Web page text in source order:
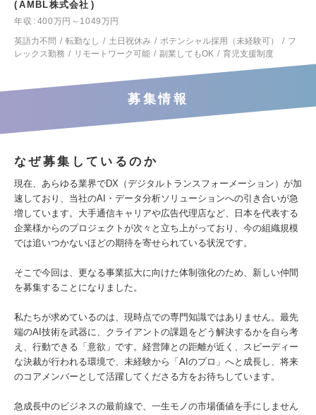
AMBL株式会社
年収
400万円～1049万円
英語力不問
転勤なし 土日祝休み ポテンシャル採用（未経験可）
フ
レックス勤務
リモートワーク可能 副業してもOK 育児支援制度
募集情報
なぜ募集しているのか
現在、あらゆる業界でDX（デジタルトランスフォーメーション）が加
速しており、当社のAI・データ分析ソリューションへの引き合いが急
増しています。大手通信キャリアや広告代理店など、日本を代表する
企業様からのプロジェクトが次々と立ち上がっており、今の組織規模
では追いつかないほどの期待を寄せられている状況です。
そこで今回は、更なる事業拡大に向けた体制強化のため、新しい仲間
を募集することになりました。
私たちが求めているのは、現時点での専門知識ではありません。最先
端のAI技術を武器に、クライアントの課題をどう解決するかを自ら考
え、行動できる「意欲」です。経営陣との距離が近く、スピーディー
な決裁が行われる環境で、未経験から「AIのプロ」へと成長し、将来
のコアメンバーとして活躍してくださる方をお待ちしています。
急成長中のビジネスの最前線で、一生モノの市場価値を手にしません